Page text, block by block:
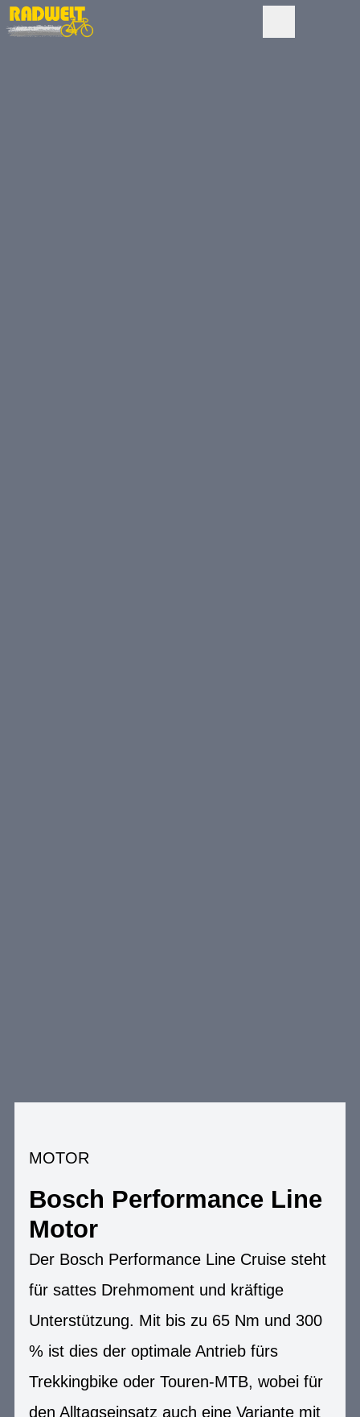
MOTOR
Bosch Performance Line
Motor
Der Bosch Performance Line Cruise steht
für sattes Drehmoment und kräftige
Unterstützung. Mit bis zu 65 Nm und 300
% ist dies der optimale Antrieb fürs
Trekkingbike oder Touren-MTB, wobei für
den Alltagseinsatz auch eine Variante mit